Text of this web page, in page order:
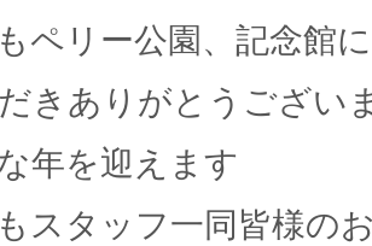
ペリー公園、記念館
きありがとうござい
年を迎えます
スタッフ一同皆様の